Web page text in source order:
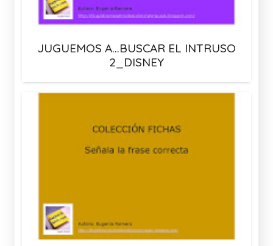
JUGUEMOS A…BUSCAR EL INTRUSO
2_DISNEY